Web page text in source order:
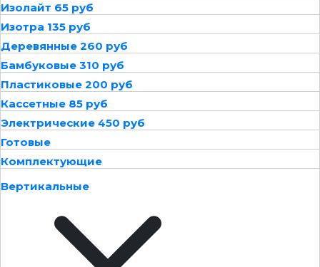
Изолайт 65 руб
Изотра 135 руб
Деревянные 260 руб
Бамбуковые 310 руб
Пластиковые 200 руб
Кассетные 85 руб
Электрические 450 руб
Готовые
Комплектующие
Вертикальные